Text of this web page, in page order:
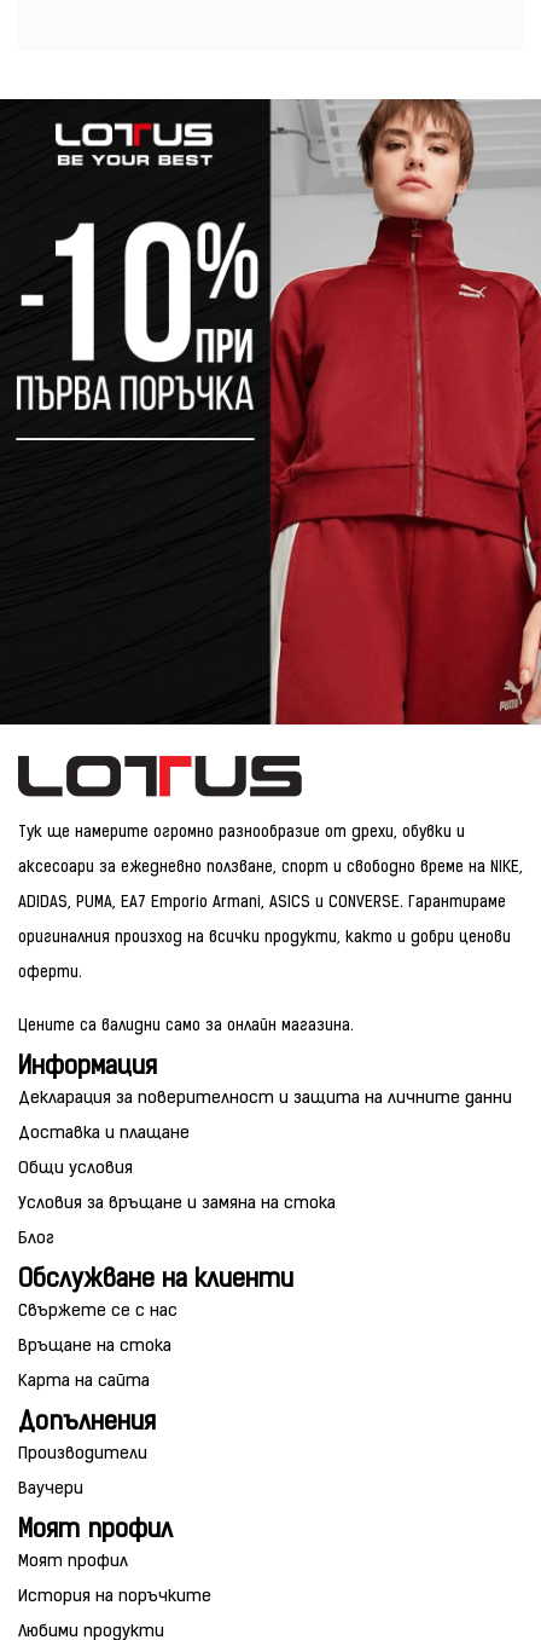
Тук ще намерите огромно разнообразие от дрехи, обувки и
аксесоари за ежедневно ползване, спорт и свободно време на NIKE,
ADIDAS, PUMA, EA7 Emporio Armani, ASICS и CONVERSE. Гарантираме
оригиналния произход на всички продукти, както и добри ценови
оферти.
Цените са валидни само за онлайн магазина.
Информация
Декларация за поверителност и защита на личните данни
Доставка и плащане
Общи условия
Условия за връщане и замяна на стока
Блог
Обслужване на клиенти
Свържете се с нас
Връщане на стока
Карта на сайта
Допълнения
Производители
Ваучери
Моят профил
Моят профил
История на поръчките
Любими продукти